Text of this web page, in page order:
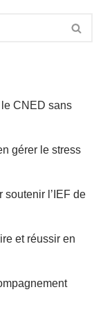
le CNED sans
gérer le stress
l’IEF de
et réussir en